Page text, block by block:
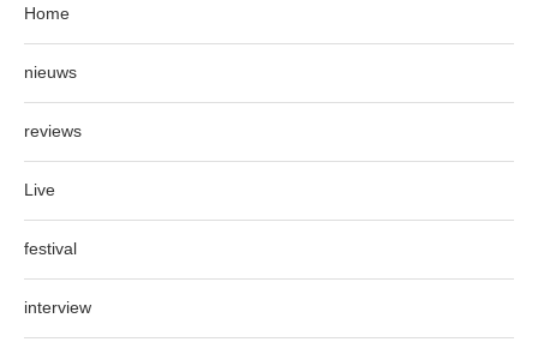
Home
nieuws
reviews
Live
festival
interview